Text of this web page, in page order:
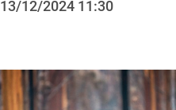
13/12/2024 11:30